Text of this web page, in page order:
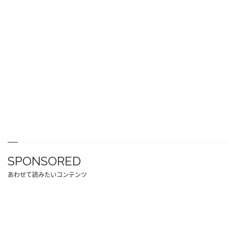
SPONSORED
あわせて読みたいコンテンツ